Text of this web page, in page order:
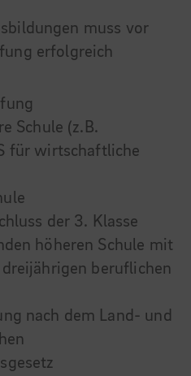
muss vor
erfolgreich
Schule (z.B.
für wirtschaftliche
der 3. Klasse
höheren Schule mit
beruflichen
nach dem Land- und